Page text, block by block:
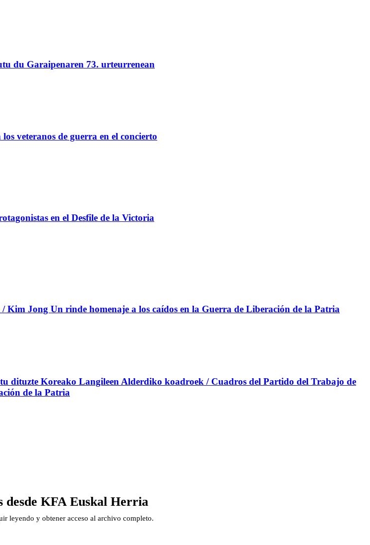
du Garaipenaren 73. urteurrenean
veteranos de guerra en el concierto
en el Desfile de la Victoria
Jong Un rinde homenaje a los caídos en la Guerra de Liberación de la Patria
dituzte Koreako Langileen Alderdiko koadroek / Cuadros del Partido del Trabajo de
de la Patria
desde KFA Euskal Herria
leyendo y obtener acceso al archivo completo.